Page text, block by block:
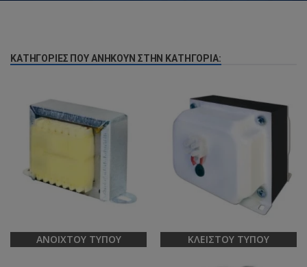
ΚΑΤΗΓΟΡΊΕΣ ΠΟΥ ΑΝΉΚΟΥΝ ΣΤΗΝ ΚΑΤΗΓΟΡΊΑ:
ΑΝΟΙΧΤΟΎ ΤΎΠΟΥ ΚΛΕΙΣΤΟΎ ΤΎΠΟΥ